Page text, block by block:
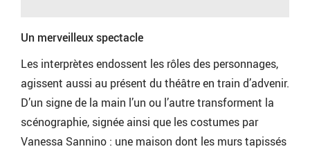
Un merveilleux spectacle
Les interprètes endossent les rôles des personnages,
agissent aussi au présent du théâtre en train d’advenir.
D’un signe de la main l’un ou l’autre transforment la
scénographie, signée ainsi que les costumes par
Vanessa Sannino : une maison dont les murs tapissés